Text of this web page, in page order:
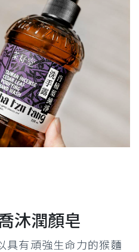
沐潤顏皂
具有頑強生命力的猴麵